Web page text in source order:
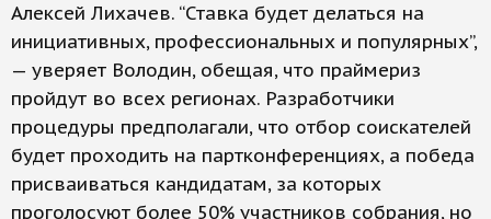
Алексей Лихачев. “Ставка будет делаться на
инициативных, профессиональных и популярных”,
— уверяет Володин, обещая, что праймериз
пройдут во всех регионах. Разработчики
процедуры предполагали, что отбор соискателей
будет проходить на партконференциях, а победа
присваиваться кандидатам, за которых
проголосуют более 50% участников собрания, но